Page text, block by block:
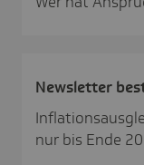
News­letter
nur bis Ende